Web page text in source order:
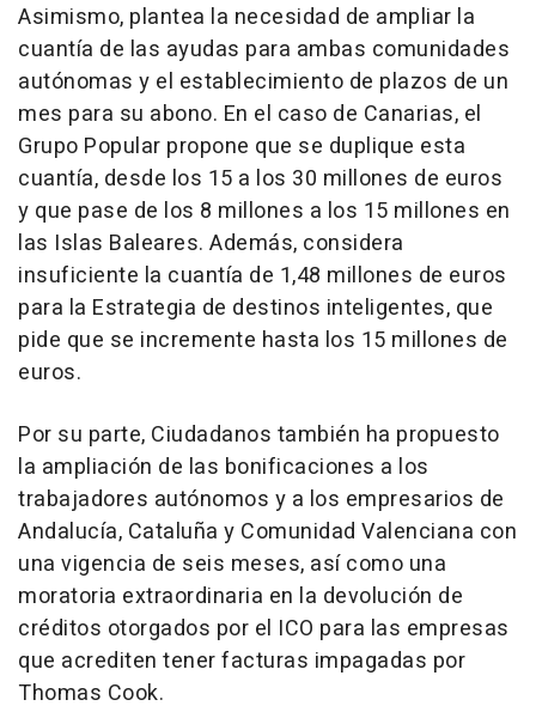
Asimismo, plantea la necesidad de ampliar la
cuantía de las ayudas para ambas comunidades
autónomas y el establecimiento de plazos de un
mes para su abono. En el caso de Canarias, el
Grupo Popular propone que se duplique esta
cuantía, desde los 15 a los 30 millones de euros
y que pase de los 8 millones a los 15 millones en
las Islas Baleares. Además, considera
insuficiente la cuantía de 1,48 millones de euros
para la Estrategia de destinos inteligentes, que
pide que se incremente hasta los 15 millones de
euros.
Por su parte, Ciudadanos también ha propuesto
la ampliación de las bonificaciones a los
trabajadores autónomos y a los empresarios de
Andalucía, Cataluña y Comunidad Valenciana con
una vigencia de seis meses, así como una
moratoria extraordinaria en la devolución de
créditos otorgados por el ICO para las empresas
que acrediten tener facturas impagadas por
Thomas Cook.